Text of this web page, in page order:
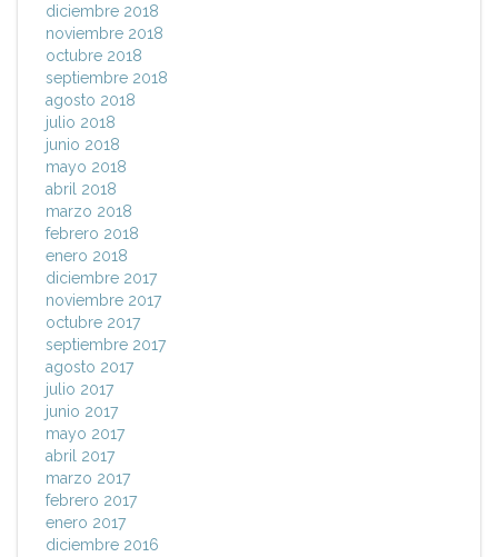
diciembre 2018
noviembre 2018
octubre 2018
septiembre 2018
agosto 2018
julio 2018
junio 2018
mayo 2018
abril 2018
marzo 2018
febrero 2018
enero 2018
diciembre 2017
noviembre 2017
octubre 2017
septiembre 2017
agosto 2017
julio 2017
junio 2017
mayo 2017
abril 2017
marzo 2017
febrero 2017
enero 2017
diciembre 2016